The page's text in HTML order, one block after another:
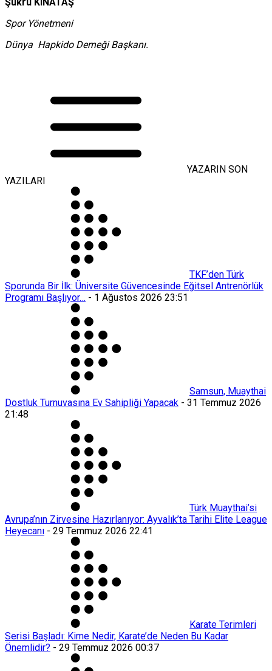
Şükrü KINATAŞ
Spor Yönetmeni
Dünya Hapkido Derneği Başkanı.
YAZARIN SON
YAZILARI
TKF’den Türk
Sporunda Bir İlk: Üniversite Güvencesinde Eğitsel Antrenörlük
Programı Başlıyor… - 1 Ağustos 2026 23:51
Samsun, Muaythai
Dostluk Turnuvasına Ev Sahipliği Yapacak - 31 Temmuz 2026
21:48
Türk Muaythai’si
Avrupa’nın Zirvesine Hazırlanıyor: Ayvalık’ta Tarihi Elite League
Heyecanı - 29 Temmuz 2026 22:41
Karate Terimleri
Serisi Başladı: Kime Nedir, Karate’de Neden Bu Kadar
Önemlidir? - 29 Temmuz 2026 00:37